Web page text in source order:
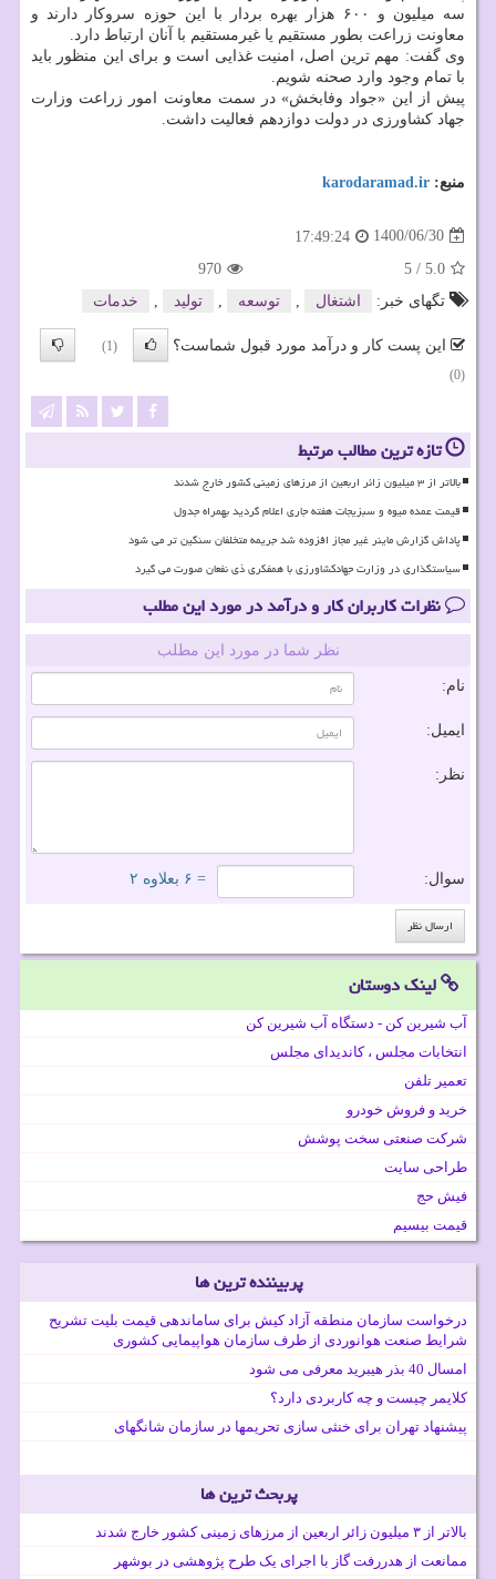
سه میلیون و ۶۰۰ هزار بهره بردار با این حوزه سروکار دارند و
معاونت زراعت بطور مستقیم یا غیرمستقیم با آنان ارتباط دارد.
وی گفت: مهم ترین اصل، امنیت غذایی است و برای این منظور باید
با تمام وجود وارد صحنه شویم.
پیش از این «جواد وفابخش» در سمت معاونت امور زراعت وزارت
جهاد کشاورزی در دولت دوازدهم فعالیت داشت.
منبع: karodaramad.ir
1400/06/30
17:49:24
5.0
/
5
970
تگهای خبر:
اشتغال , توسعه , تولید , خدمات
این پست کار و درآمد مورد قبول شماست؟
(1)
(0)
تازه ترین مطالب مرتبط
بالاتر از ۳ میلیون زائر اربعین از مرزهای زمینی کشور خارج شدند
قیمت عمده میوه و سبزیجات هفته جاری اعلام گردید بهمراه جدول
پاداش گزارش ماینر غیر مجاز افزوده شد جریمه متخلفان سنگین تر می شود
سیاستگذاری در وزارت جهادکشاورزی با همفکری ذی نفعان صورت می گیرد
نظرات کاربران کار و درآمد در مورد این مطلب
نظر شما در مورد این مطلب
نام:
ایمیل:
نظر:
سوال: = ۶ بعلاوه ۲
لینک دوستان
آب شیرین کن - دستگاه آب شیرین کن
انتخابات مجلس ، کاندیدای مجلس
تعمیر تلفن
خرید و فروش خودرو
شرکت صنعتی سخت پوشش
طراحی سایت
فیش حج
قیمت بیسیم
پربیننده ترین ها
درخواست سازمان منطقه آزاد کیش برای ساماندهی قیمت بلیت تشریح
شرایط صنعت هوانوردی از طرف سازمان هواپیمایی کشوری
امسال 40 بذر هیبرید معرفی می شود
کلایمر چیست و چه کاربردی دارد؟
پیشنهاد تهران برای خنثی سازی تحریمها در سازمان شانگهای
پربحث ترین ها
بالاتر از ۳ میلیون زائر اربعین از مرزهای زمینی کشور خارج شدند
ممانعت از هدررفت گاز با اجرای یک طرح پژوهشی در بوشهر